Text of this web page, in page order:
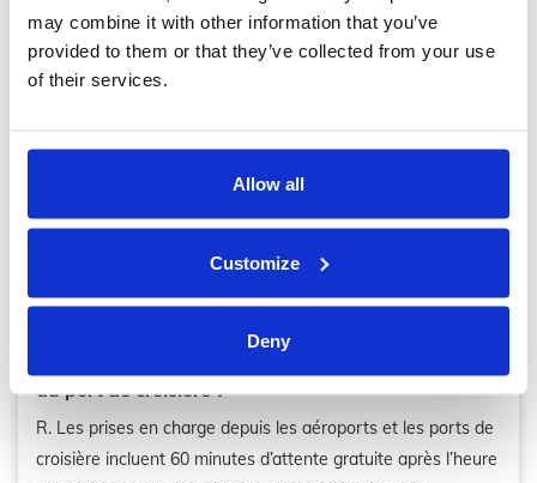
may combine it with other information that you’ve
provided to them or that they’ve collected from your use
of their services.
Allow all
Customize
Deny
panneau nominatif.
Q. Que faire si je ne trouve pas mon chauffeur à
au 0208 111 1021 (international : +44 (0) 208 111 1021) en
mentionnant votre numéro de réservation ou votre nom.
Notre personnel expérimenté se fera un plaisir de vous
Q. Facturez-vous le temps d’attente à l’aéroport ou
au port de croisière ?
R. Les prises en charge depuis les aéroports et les ports de
croisière incluent 60 minutes d’attente gratuite après l’heure